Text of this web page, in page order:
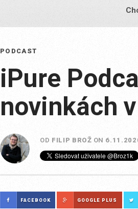
PODCAST
iPure
novinkách
OD FILIP BROŽ ON
FACEBOOK GOOGLE PLUS